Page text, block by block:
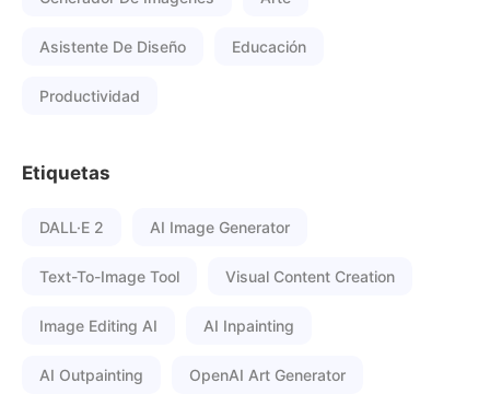
Asistente De Diseño Educación
Productividad
Etiquetas
DALL·E 2 AI Image Generator
Text-To-Image Tool Visual Content Creation
Image Editing AI AI Inpainting
AI Outpainting OpenAI Art Generator